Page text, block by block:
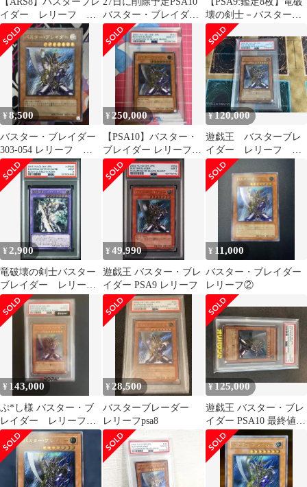
イダー レリーフ ア
ルティメットレア 遊
戯王
バスター・ブレイダー
レリーフ
壊の剣士－バスター・
ブレイダー 遊戯王
¥8,500
バスター・ブレイダー
303-054 レリーフ ア
ルティメットレア①
¥ 250,000
【PSA10】バスター・
ブレイダー レリーフ
303-054 遊戯王
¥120,000
遊戯王 バスターブレ
イダー レリーフ
psa10
¥2,900
竜破壊の剣士バスター
ブレイダー レリー
フ PSA9
¥49,990
遊戯王 バスター・ブレ
イダー PSA9 レリーフ
¥ 11,000
バスター・ブレイダー
レリーフ②
¥ 143,000
ぷ*し様 バスター・ブ
レイダー レリーフ
psa10
¥ 28,500
バスターブレーダー
レリーフpsa8
¥125,000
遊戯王 バスター・ブレ
イダー PSA10 最終値下
げ